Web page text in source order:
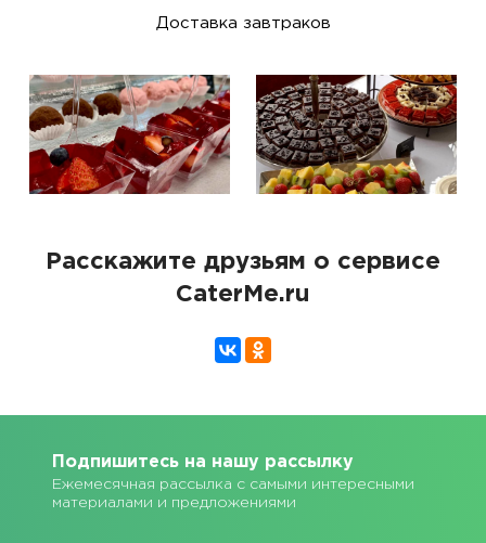
Доставка завтраков
Расскажите друзьям о сервисе
CaterMe.ru
Подпишитесь на нашу рассылку
Ежемесячная рассылка с самыми интересными
материалами и предложениями